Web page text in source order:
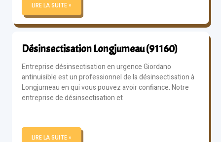
LIRE LA SUITE »
Désinsectisation Longjumeau (91160)
Entreprise désinsectisation en urgence Giordano
antinuisible est un professionnel de la désinsectisation à
Longjumeau en qui vous pouvez avoir confiance. Notre
entreprise de désinsectisation et
LIRE LA SUITE »